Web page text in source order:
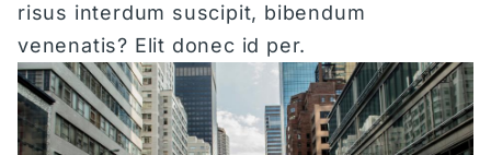
B'MINE HOTELS
B'MINE DÜSSELDORF
risus interdum suscipit, bibendum
venenatis? Elit donec id per.